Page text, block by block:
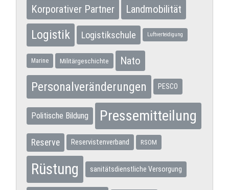
Korporativer Partner Landmobilität
Logistik Logistikschule Luftverteidigung
Marine Militärgeschichte Nato
Personalveränderungen PESCO
Politische Bildung Pressemitteilung
Reserve Reservistenverband RSOM
Rüstung sanitätsdienstliche Versorgung